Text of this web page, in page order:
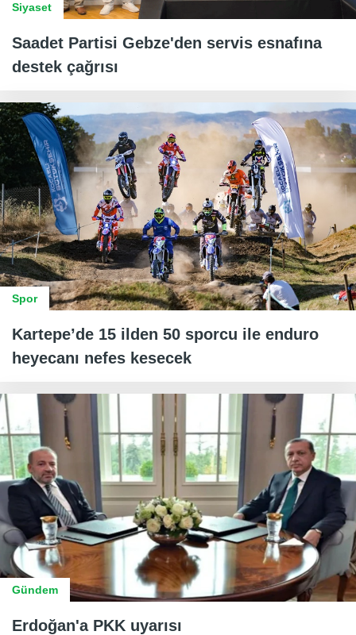
Siyaset
Saadet Partisi Gebze'den servis esnafına
destek çağrısı
Spor
Kartepe’de 15 ilden 50 sporcu ile enduro
heyecanı nefes kesecek
Gündem
Erdoğan'a PKK uyarısı